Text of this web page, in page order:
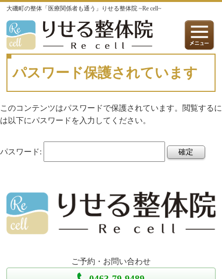
大磯町の整体「医療関係者も通う」りせる整体院 ~Re cell~
パスワード保護されています
このコンテンツはパスワードで保護されています。閲覧するに
は以下にパスワードを入力してください。
パスワード:
ご予約・お問い合わせ